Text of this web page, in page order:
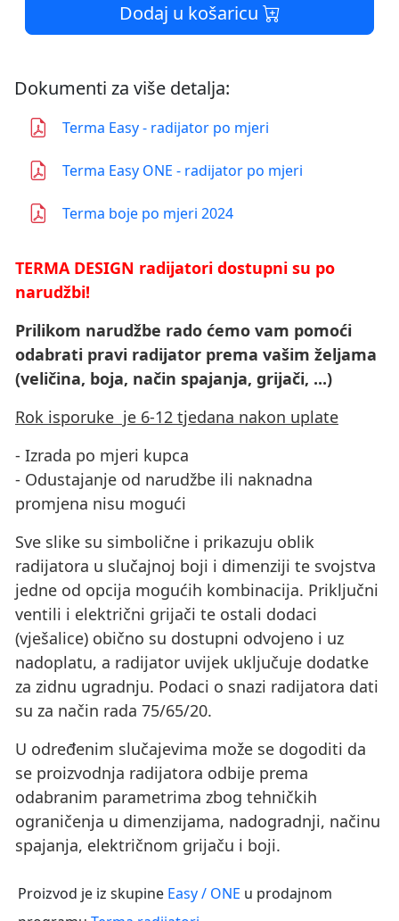
Dodaj u košaricu
Dokumenti za više detalja:
Terma Easy - radijator po mjeri
Terma Easy ONE - radijator po mjeri
Terma boje po mjeri 2024
TERMA DESIGN radijatori dostupni su po
narudžbi!
Prilikom narudžbe rado ćemo vam pomoći
odabrati pravi radijator prema vašim željama
(veličina, boja, način spajanja, grijači, ...)
Rok isporuke je 6-12 tjedana nakon uplate
- Izrada po mjeri kupca
- Odustajanje od narudžbe ili naknadna
promjena nisu mogući
Sve slike su simbolične i prikazuju oblik
radijatora u slučajnoj boji i dimenziji te svojstva
jedne od opcija mogućih kombinacija. Priključni
ventili i električni grijači te ostali dodaci
(vješalice) obično su dostupni odvojeno i uz
nadoplatu, a radijator uvijek uključuje dodatke
za zidnu ugradnju. Podaci o snazi ​​radijatora dati
su za način rada 75/65/20.
U određenim slučajevima može se dogoditi da
se proizvodnja radijatora odbije prema
odabranim parametrima zbog tehničkih
ograničenja u dimenzijama, nadogradnji, načinu
spajanja, električnom grijaču i boji.
Proizvod je iz skupine Easy / ONE u prodajnom